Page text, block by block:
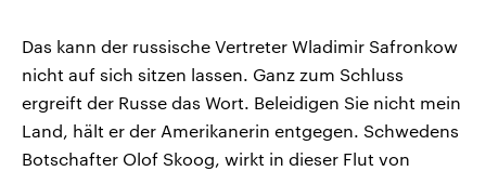
Das kann der russische Vertreter Wladimir Safronkow
nicht auf sich sitzen lassen. Ganz zum Schluss
ergreift der Russe das Wort. Beleidigen Sie nicht mein
Land, hält er der Amerikanerin entgegen. Schwedens
Botschafter Olof Skoog, wirkt in dieser Flut von